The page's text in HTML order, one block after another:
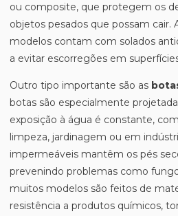
ou composite, que protegem os
objetos pesados que possam cair.
modelos contam com solados
a evitar escorregões em
Outro tipo importante são as
botas são especialmente
exposição à água é constante,
limpeza, jardinagem ou em
impermeáveis mantêm os pés
prevenindo problemas como
muitos modelos são feitos de
resistência a produtos químicos,